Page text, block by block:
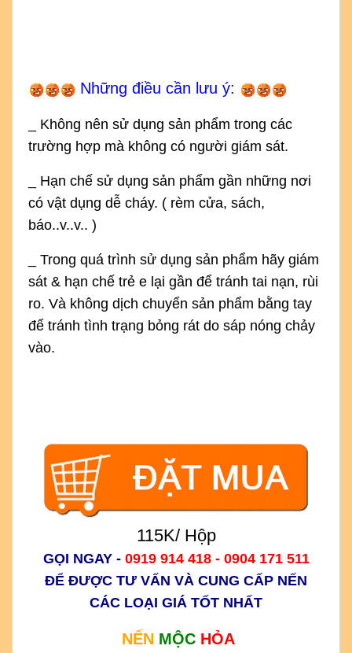
Những điều cần lưu ý:
_ Không nên sử dụng sản phẩm trong các
trường hợp mà không có người giám sát.
_ Hạn chế sử dụng sản phẩm gần những nơi
có vật dụng dễ cháy. ( rèm cửa, sách,
báo..v..v.. )
_ Trong quá trình sử dụng sản phẩm hãy giám
sát & hạn chế trẻ e lại gần để tránh tai nạn, rùi
ro. Và không dịch chuyển sản phẩm bằng tay
để tránh tình trạng bỏng rát do sáp nóng chảy
vào.
115K/ Hộp
GỌI NGAY - 0919 914 418 - 0904 171 511
ĐỂ ĐƯỢC TƯ VẤN VÀ CUNG CẤP NẾN
CÁC LOẠI GIÁ TỐT NHẤT
NẾN MỘC HỎA